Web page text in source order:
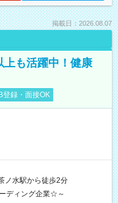
掲載日：2026.08.07
上も活躍中！健康
登録・面接OK
ノ水駅から徒歩2分
ディング企業☆～